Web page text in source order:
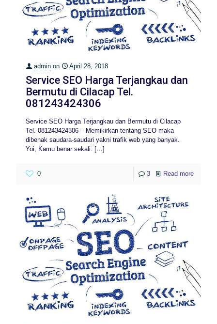
admin on April 28, 2018
Service SEO Harga Terjangkau dan
Bermutu di Cilacap Tel.
081243424306
Service SEO Harga Terjangkau dan Bermutu di Cilacap
Tel. 081243424306 – Memikirkan tentang SEO maka
dibenak saudara-saudari yakni trafik web yang banyak.
Yoi, Kamu benar sekali. […]
0 3 Read more